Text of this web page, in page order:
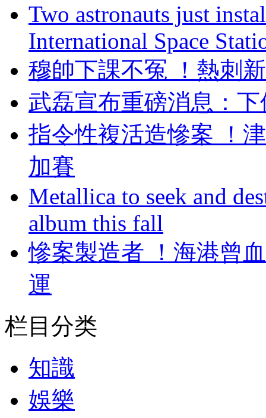
Two astronauts just
International Space
穆帥下課不冤 ！熱
武磊宣布重磅消息
指令性複活造慘案 
加賽
Metallica to seek and
album this fall
慘案製造者 ！海港
運
栏目分类
知識
娛樂